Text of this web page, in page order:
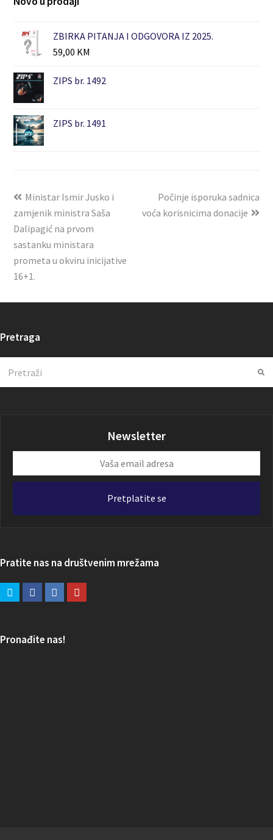
ZBIRKA PITANJA I ODGOVORA IZ 2025.
59,00 KM
ZIPS br. 1492
ZIPS br. 1491
Ministar Ismir Jusko i
zamjenik ministra Saša
Dalipagić na prvom
sastanku ministara
prometa u okviru inicijative
16+1.
Počinje isporuka sadnica
voća korisnicima donacije
Pretraga
Newsletter
email
Pretplatite se
Pratite nas na društvenim mrežama
Pronađite nas!